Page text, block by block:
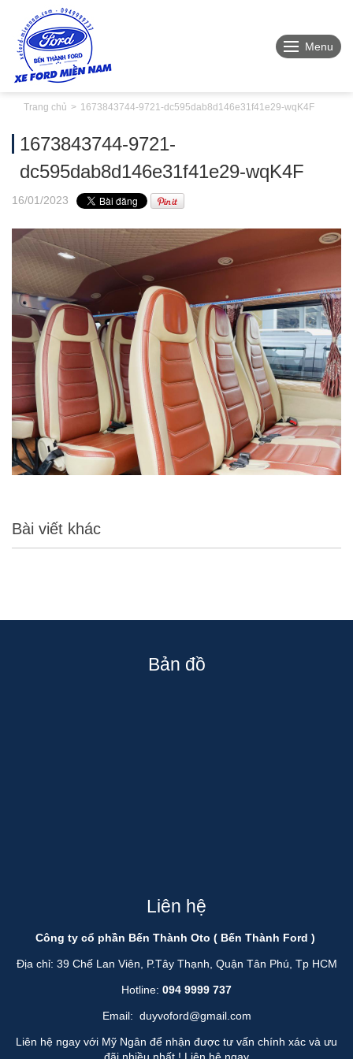
Menu
Trang chủ 1673843744-9721-dc595dab8d146e31f41e29-wqK4F
1673843744-9721-
dc595dab8d146e31f41e29-wqK4F
16/01/2023
Bài viết khác
Bản đồ
Liên hệ
Công ty cổ phần Bến Thành Oto ( Bến Thành Ford )
Địa chỉ: 39 Chế Lan Viên, P.Tây Thạnh, Quận Tân Phú, Tp HCM
Hotline: 094 9999 737
Email: duyvoford@gmail.com
Liên hệ ngay với Mỹ Ngân để nhận được tư vấn chính xác và ưu